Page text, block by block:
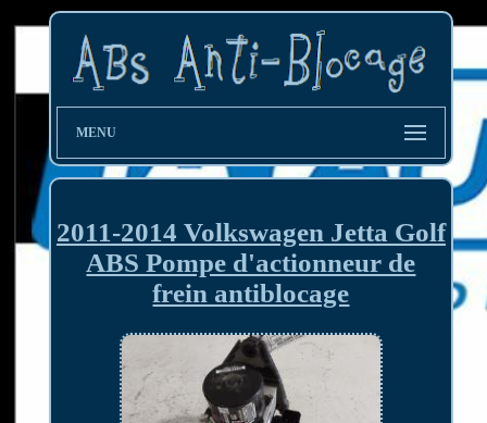
MENU
2011-2014 Volkswagen Jetta Golf
ABS Pompe d'actionneur de
frein antiblocage